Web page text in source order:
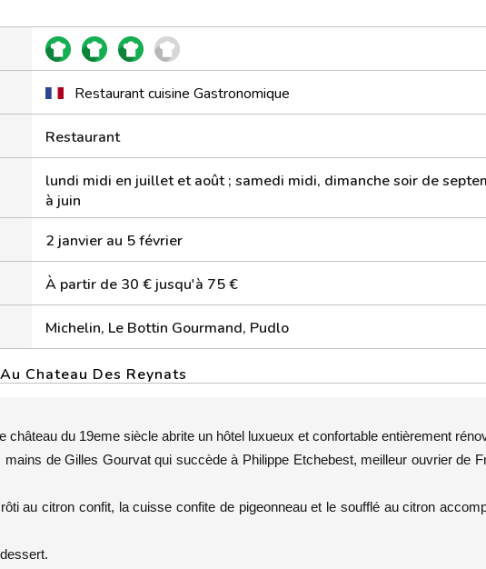
Restaurant cuisine Gastronomique
Restaurant
lundi midi en juillet et août ; samedi midi, dimanche soir de
à juin
2 janvier au 5 février
À partir de 30 € jusqu'à 75 €
Michelin, Le Bottin Gourmand, Pudlo
Chateau Des Reynats
du 19eme siècle abrite un hôtel luxueux et confortable entièrement
de Gilles Gourvat qui succède à Philippe Etchebest, meilleur ouvrier de
au citron confit, la cuisse confite de pigeonneau et le soufflé au citron